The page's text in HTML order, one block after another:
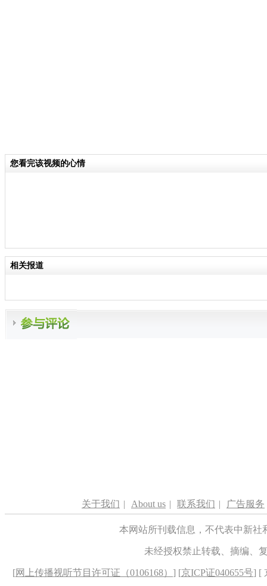
您看完该视频的心情
相关报道
关于我们 | About us | 联系我们 | 广告服务
本网站所刊载信息，不代表中新
未经授权禁止转载、摘编、
[网上传播视听节目许可证（0106168） ] [京ICP证040655号] [